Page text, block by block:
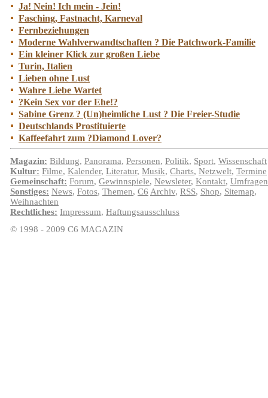
Ja! Nein! Ich mein - Jein!
Fasching, Fastnacht, Karneval
Fernbeziehungen
Moderne Wahlverwandtschaften ? Die Patchwork-Familie
Ein kleiner Klick zur großen Liebe
Turin, Italien
Lieben ohne Lust
Wahre Liebe Wartet
?Kein Sex vor der Ehe!?
Sabine Grenz ? (Un)heimliche Lust ? Die Freier-Studie
Deutschlands Prostituierte
Kaffeefahrt zum ?Diamond Lover?
Magazin: Bildung, Panorama, Personen, Politik, Sport, Wissenschaft
Kultur: Filme, Kalender, Literatur, Musik, Charts, Netzwelt, Termine
Gemeinschaft: Forum, Gewinnspiele, Newsleter, Kontakt, Umfragen
Sonstiges: News, Fotos, Themen, C6 Archiv, RSS, Shop, Sitemap,
Weihnachten
Rechtliches: Impressum, Haftungsausschluss
© 1998 - 2009 C6 MAGAZIN